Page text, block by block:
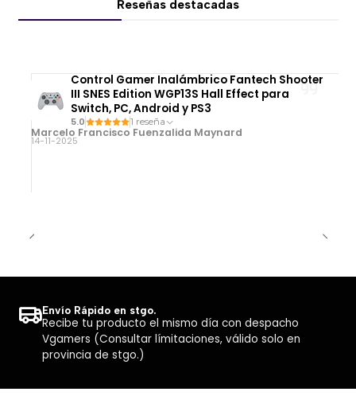
Reseñas destacadas
Control Gamer Inalámbrico Fantech Shooter
III SNES Edition WGP13S Hall Effect para
Switch, PC, Android y PS3
5.0 1 reseña
Marcelo Francisco Fuenzalida Maynard
14-11-2025
Envío Rápido en stgo.
Recibe tu producto el mismo día con despacho
Vgamers (Consultar límitaciones, válido solo en
provincia de stgo.)